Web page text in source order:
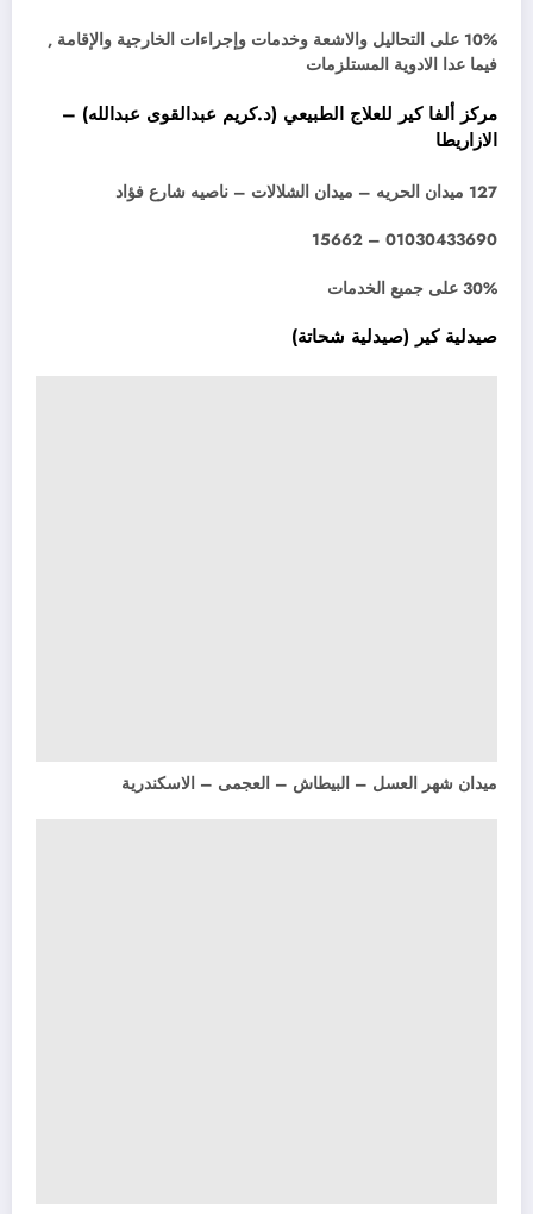
10% على التحاليل والاشعة وخدمات وإجراءات الخارجية والإقامة ,
فيما عدا الادوية المستلزمات
مركز ألفا كير للعلاج الطبيعي (د.كريم عبدالقوى عبدالله) –
الازاريطا
127 ميدان الحريه – ميدان الشلالات – ناصيه شارع فؤاد
01030433690 – 15662
30% على جميع الخدمات
صيدلية كير (صيدلية شحاتة)
ميدان شهر العسل – البيطاش – العجمى – الاسكندرية